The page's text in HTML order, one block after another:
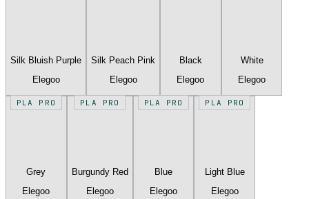
Silk Bluish Purple
Elegoo
Silk Peach Pink
Elegoo
Black
Elegoo
White
Elegoo
PLA PRO
Grey
Elegoo
PLA PRO
Burgundy Red
Elegoo
PLA PRO
Blue
Elegoo
PLA PRO
Light Blue
Elegoo